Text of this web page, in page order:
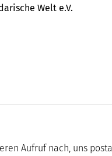
Welt e.V.
Aufruf nach, uns